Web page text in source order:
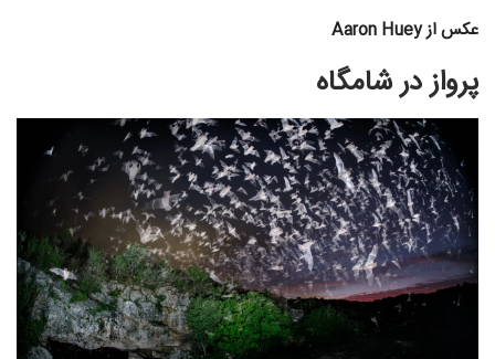
عکس از Aaron Huey
پرواز در شامگاه